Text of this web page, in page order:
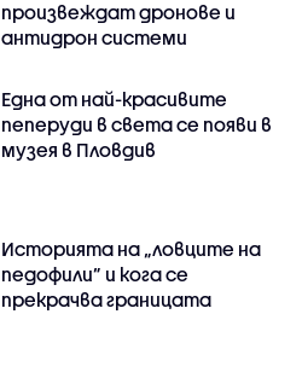
произвеждат дронове и
антидрон системи
Една от най-красивите
пеперуди в света се появи в
музея в Пловдив
Историята на „ловците на
педофили” и кога се
прекрачва границата